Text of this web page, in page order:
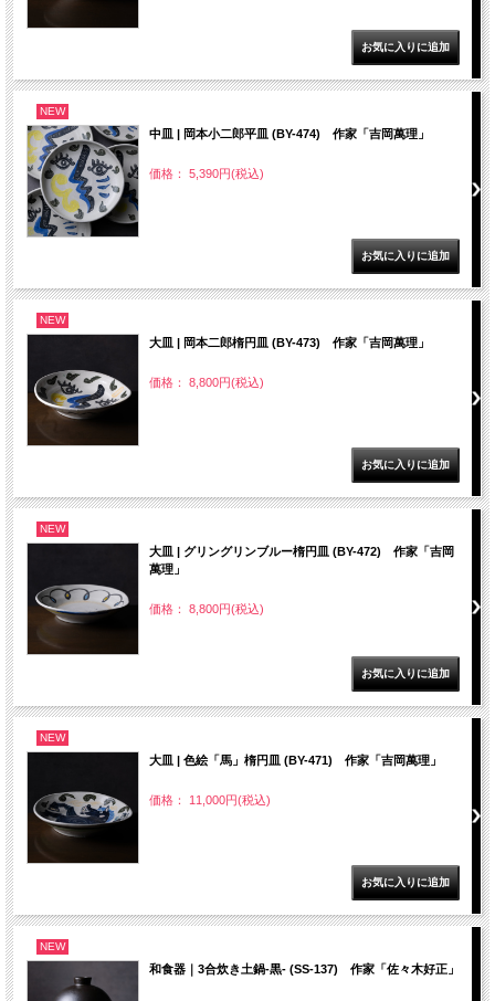
NEW
中皿 | 岡本小二郎平皿 (BY-474) 作家「吉岡萬理」
価格： 5,390円(税込)
NEW
大皿 | 岡本二郎楕円皿 (BY-473) 作家「吉岡萬理」
価格： 8,800円(税込)
NEW
大皿 | グリングリンブルー楕円皿 (BY-472) 作家「吉岡
萬理」
価格： 8,800円(税込)
NEW
大皿 | 色絵「馬」楕円皿 (BY-471) 作家「吉岡萬理」
価格： 11,000円(税込)
NEW
和食器｜3合炊き土鍋‐黒- (SS-137) 作家「佐々木好正」